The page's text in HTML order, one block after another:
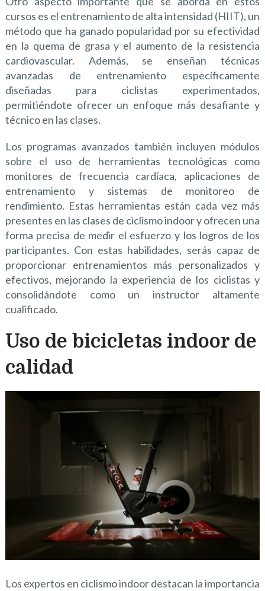
cursos es el entrenamiento de alta intensidad (HIIT), un
método que ha ganado popularidad por su efectividad
en la quema de grasa y el aumento de la resistencia
cardiovascular. Además, se enseñan técnicas
avanzadas de entrenamiento específicamente
diseñadas para ciclistas experimentados,
permitiéndote ofrecer un enfoque más desafiante y
técnico en las clases.
Los programas avanzados también incluyen módulos
sobre el uso de herramientas tecnológicas como
monitores de frecuencia cardíaca, aplicaciones de
entrenamiento y sistemas de monitoreo de
rendimiento. Estas herramientas están cada vez más
presentes en las clases de ciclismo indoor y ofrecen una
forma precisa de medir el esfuerzo y los logros de los
participantes. Con estas habilidades, serás capaz de
proporcionar entrenamientos más personalizados y
efectivos, mejorando la experiencia de los ciclistas y
consolidándote como un instructor altamente
cualificado.
Uso de bicicletas indoor de
calidad
Los expertos en ciclismo indoor destacan la importancia